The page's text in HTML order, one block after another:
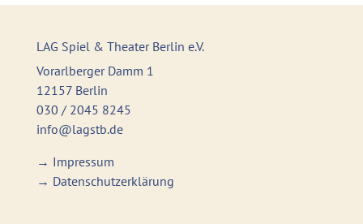
LAG Spiel & Theater Berlin e.V.
Vorarlberger Damm 1
12157 Berlin
030 / 2045 8245
info@lagstb.de
→ Impressum
→ Datenschutzerklärung